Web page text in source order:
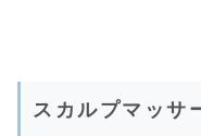
スカルプマッサ